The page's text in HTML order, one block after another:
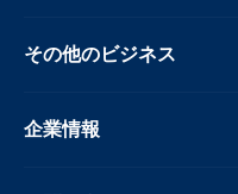
その他のビジネス
企業情報